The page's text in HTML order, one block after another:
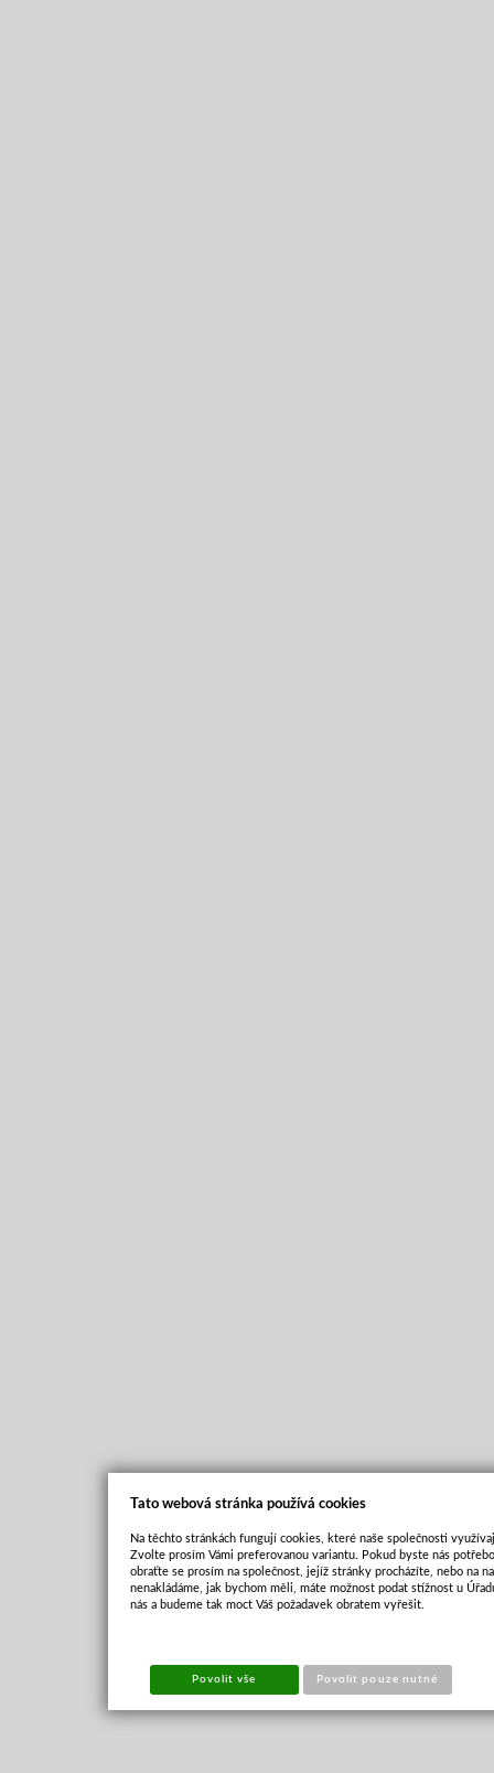
Tato webová stránka používá cookies
Na těchto stránkách fungují cookies, které naše společnosti
Zvolte prosím Vámi preferovanou variantu. Pokud byste nás
obraťte se prosím na společnost, jejíž stránky procházíte, nebo na
nenakládáme, jak bychom měli, máte možnost podat stížnost u
nás a budeme tak moct Váš požadavek obratem vyřešit.
Povolit vše Povolit pouze nutné